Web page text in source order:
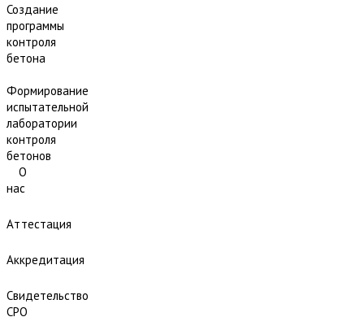
Создание
программы
контроля
бетона
Формирование
испытательной
лаборатории
контроля
бетонов
О
нас
Аттестация
Аккредитация
Свидетельство
СРО